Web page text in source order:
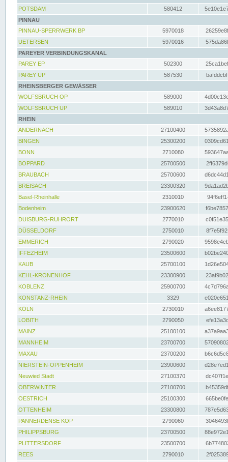
POTSDAM
580412
PINNAU
PINNAU-SPERRWERK BP
5970018
UETERSEN
5970016
PAREYER VERBINDUNGSKANAL
PAREY EP
502300
PAREY UP
587530
RHEINSBERGER GEWÄSSER
WOLFSBRUCH OP
589000
WOLFSBRUCH UP
589010
RHEIN
ANDERNACH
27100400
BINGEN
25300200
BONN
2710080
BOPPARD
25700500
BRAUBACH
25700600
BREISACH
23300320
Basel-Rheinhalle
2310010
Bodenheim
23900620
DUISBURG-RUHRORT
2770010
DÜSSELDORF
2750010
EMMERICH
2790020
IFFEZHEIM
23500600
KAUB
25700100
KEHL-KRONENHOF
23300900
KOBLENZ
25900700
KONSTANZ-RHEIN
3329
KÖLN
2730010
LOBITH
2790050
MAINZ
25100100
MANNHEIM
23700700
MAXAU
23700200
NIERSTEIN-OPPENHEIM
23900600
Neuwied Stadt
27100370
OBERWINTER
27100700
OESTRICH
25100300
OTTENHEIM
23300800
PANNERDENSE KOP
2790060
PHILIPPSBURG
23700500
PLITTERSDORF
23500700
REES
2790010